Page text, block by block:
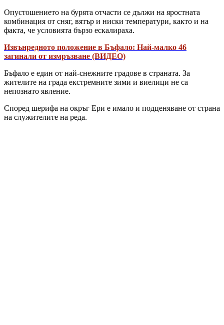
Опустошението на бурята отчасти се дължи на яростната
комбинация от сняг, вятър и ниски температури, както и на
факта, че условията бързо ескалираха.
Извънредното положение в Бъфало: Най-малко 46
загинали от измръзване (ВИДЕО)
Бъфало е един от най-снежните градове в страната. За
жителите на града екстремните зими и виелици не са
непознато явление.
Според шерифа на окръг Ери е имало и подценяване от страна
на служителите на реда.